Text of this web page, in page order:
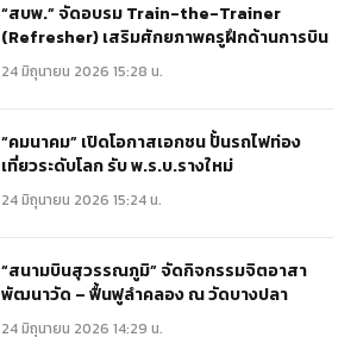
“สบพ.” จัดอบรม Train-the-Trainer
(Refresher) เสริมศักยภาพครูฝึกด้านการบิน
24 มิถุนายน 2026 15:28 น.
“คมนาคม” เปิดโอกาสเอกชน ปั้นรถไฟท่อง
เที่ยวระดับโลก รับ พ.ร.บ.รางใหม่
24 มิถุนายน 2026 15:24 น.
“สนามบินสุวรรณภูมิ” จัดกิจกรรมจิตอาสา
พัฒนาวัด – ฟื้นฟูลำคลอง ณ วัดบางปลา
24 มิถุนายน 2026 14:29 น.